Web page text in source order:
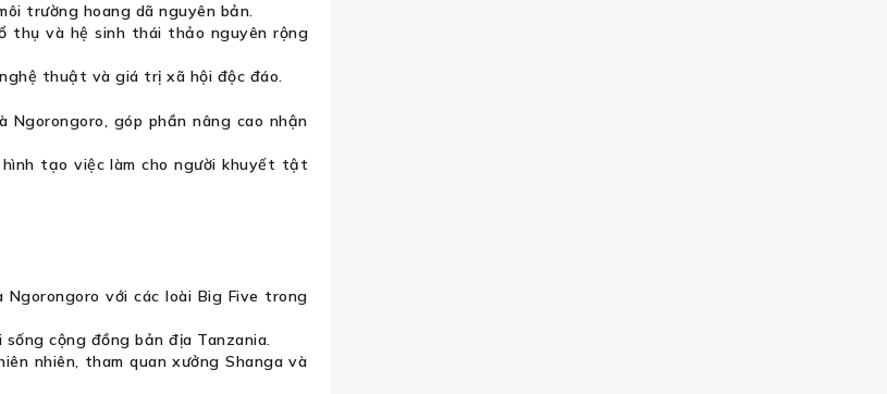
trường hoang dã nguyên bản.
thụ và hệ sinh thái thảo nguyên rộng
thuật và giá trị xã hội độc đáo.
Ngorongoro, góp phần nâng cao nhận
tạo việc làm cho người khuyết tật
với các loài Big Five trong
cộng đồng bản địa Tanzania.
nhiên, tham quan xưởng Shanga và